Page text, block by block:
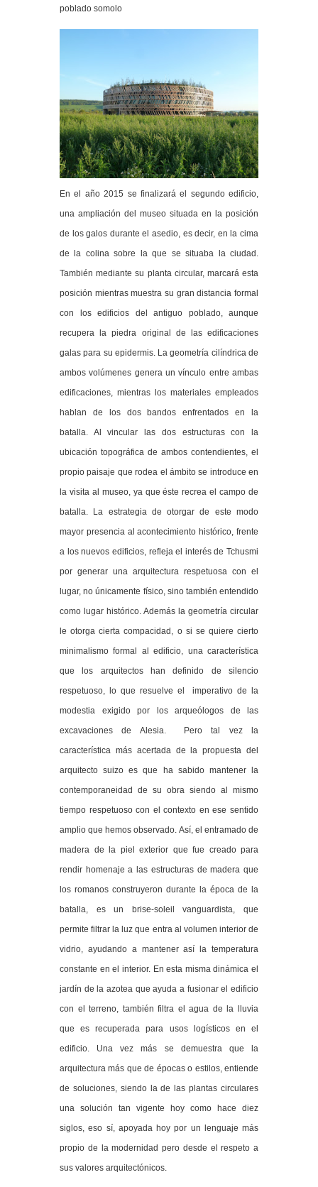
poblado somolo
En el año 2015 se finalizará el segundo edificio,
una ampliación del museo situada en la posición
de los galos durante el asedio, es decir, en la cima
de la colina sobre la que se situaba la ciudad.
También mediante su planta circular, marcará esta
posición mientras muestra su gran distancia formal
con los edificios del antiguo poblado, aunque
recupera la piedra original de las edificaciones
galas para su epidermis. La geometría cilíndrica de
ambos volúmenes genera un vínculo entre ambas
edificaciones, mientras los materiales empleados
hablan de los dos bandos enfrentados en la
batalla. Al vincular las dos estructuras con la
ubicación topográfica de ambos contendientes, el
propio paisaje que rodea el ámbito se introduce en
la visita al museo, ya que éste recrea el campo de
batalla. La estrategia de otorgar de este modo
mayor presencia al acontecimiento histórico, frente
a los nuevos edificios, refleja el interés de Tchusmi
por generar una arquitectura respetuosa con el
lugar, no únicamente físico, sino también entendido
como lugar histórico. Además la geometría circular
le otorga cierta compacidad, o si se quiere cierto
minimalismo formal al edificio, una característica
que los arquitectos han definido de silencio
respetuoso, lo que resuelve el imperativo de la
modestia exigido por los arqueólogos de las
excavaciones de Alesia. Pero tal vez la
característica más acertada de la propuesta del
arquitecto suizo es que ha sabido mantener la
contemporaneidad de su obra siendo al mismo
tiempo respetuoso con el contexto en ese sentido
amplio que hemos observado. Así, el entramado de
madera de la piel exterior que fue creado para
rendir homenaje a las estructuras de madera que
los romanos construyeron durante la época de la
batalla, es un brise-soleil vanguardista, que
permite filtrar la luz que entra al volumen interior de
vidrio, ayudando a mantener así la temperatura
constante en el interior. En esta misma dinámica el
jardín de la azotea que ayuda a fusionar el edificio
con el terreno, también filtra el agua de la lluvia
que es recuperada para usos logísticos en el
edificio. Una vez más se demuestra que la
arquitectura más que de épocas o estilos, entiende
de soluciones, siendo la de las plantas circulares
una solución tan vigente hoy como hace diez
siglos, eso sí, apoyada hoy por un lenguaje más
propio de la modernidad pero desde el respeto a
sus valores arquitectónicos.